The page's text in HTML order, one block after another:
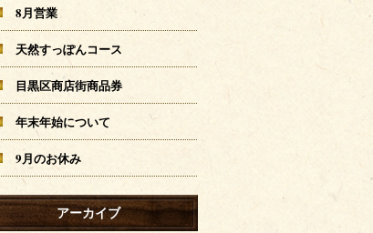
8月営業
天然すっぽんコース
目黒区商店街商品券
年末年始について
9月のお休み
アーカイブ